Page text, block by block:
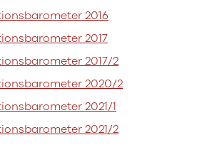
2016
2017
2017/2
2020/2
2021/1
2021/2